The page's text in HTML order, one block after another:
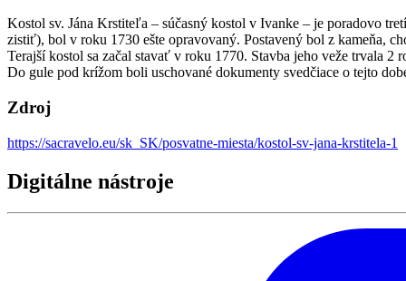
Kostol sv. Jána Krstiteľa – súčasný kostol v Ivanke – je poradovo
zistiť), bol v roku 1730 ešte opravovaný. Postavený bol z kameňa,
Terajší kostol sa začal stavať v roku 1770. Stavba jeho veže trvala
Do gule pod krížom boli uschované dokumenty svedčiace o tejto
Zdroj
https://sacravelo.eu/sk_SK/posvatne-miesta/kostol-sv-jana-krstitela-1
Digitálne nástroje